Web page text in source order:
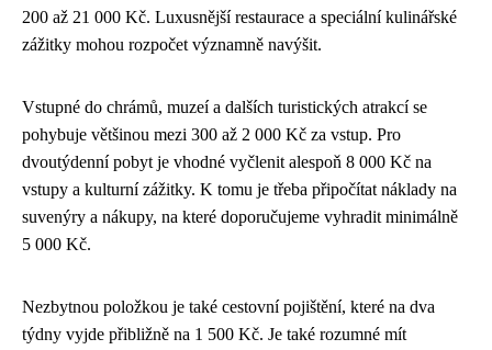
200 až 21 000 Kč. Luxusnější restaurace a speciální kulinářské
zážitky mohou rozpočet významně navýšit.
Vstupné do chrámů, muzeí a dalších turistických atrakcí se
pohybuje většinou mezi 300 až 2 000 Kč za vstup. Pro
dvoutýdenní pobyt je vhodné vyčlenit alespoň 8 000 Kč na
vstupy a kulturní zážitky. K tomu je třeba připočítat náklady na
suvenýry a nákupy, na které doporučujeme vyhradit minimálně
5 000 Kč.
Nezbytnou položkou je také cestovní pojištění, které na dva
týdny vyjde přibližně na 1 500 Kč. Je také rozumné mít